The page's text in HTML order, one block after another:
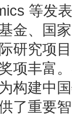
等发
金、国
研究项
项丰富
构建中
了重要